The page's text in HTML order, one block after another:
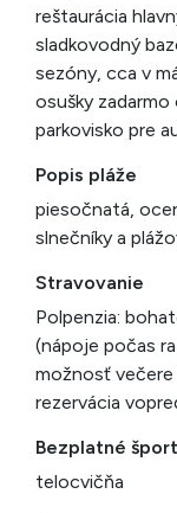
reštaurácia
sladkovodný
sezóny, cca v
osušky
parkovisko pre
Popis pláže
piesočnatá,
slnečníky a
Stravovanie
Polpenzia:
(nápoje počas
možnosť večere
rezervácia
Bezplatné
telocvičňa